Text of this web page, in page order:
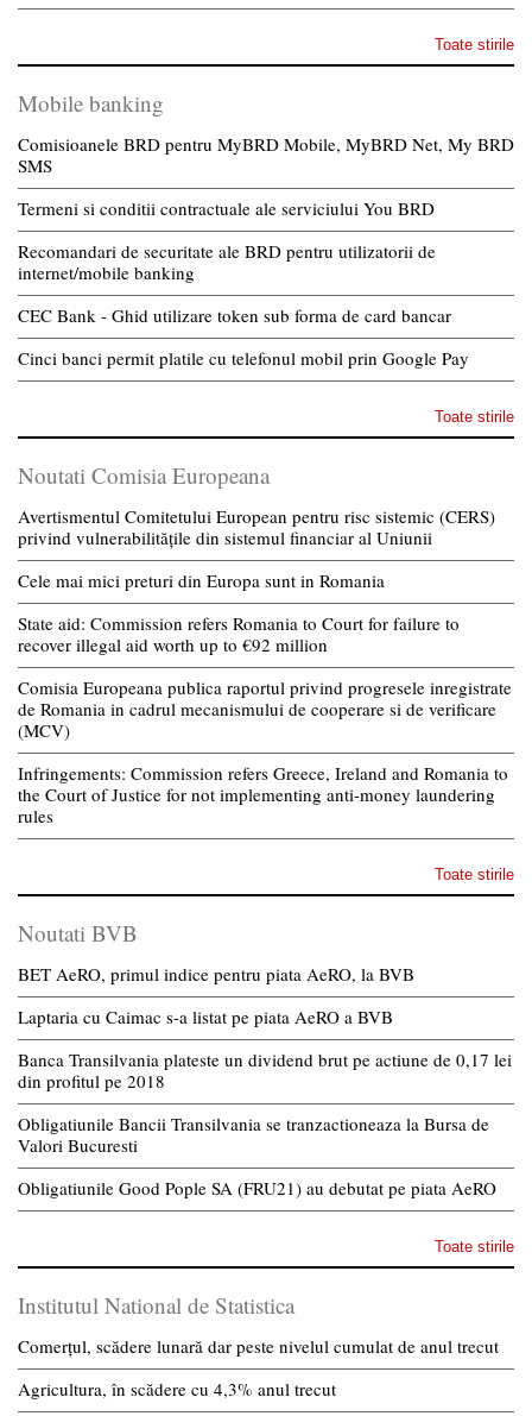
Toate stirile
Mobile banking
Comisioanele BRD pentru MyBRD Mobile, MyBRD Net, My BRD
SMS
Termeni si conditii contractuale ale serviciului You BRD
Recomandari de securitate ale BRD pentru utilizatorii de
internet/mobile banking
CEC Bank - Ghid utilizare token sub forma de card bancar
Cinci banci permit platile cu telefonul mobil prin Google Pay
Toate stirile
Noutati Comisia Europeana
Avertismentul Comitetului European pentru risc sistemic (CERS)
privind vulnerabilitățile din sistemul financiar al Uniunii
Cele mai mici preturi din Europa sunt in Romania
State aid: Commission refers Romania to Court for failure to
recover illegal aid worth up to €92 million
Comisia Europeana publica raportul privind progresele inregistrate
de Romania in cadrul mecanismului de cooperare si de verificare
(MCV)
Infringements: Commission refers Greece, Ireland and Romania to
the Court of Justice for not implementing anti-money laundering
rules
Toate stirile
Noutati BVB
BET AeRO, primul indice pentru piata AeRO, la BVB
Laptaria cu Caimac s-a listat pe piata AeRO a BVB
Banca Transilvania plateste un dividend brut pe actiune de 0,17 lei
din profitul pe 2018
Obligatiunile Bancii Transilvania se tranzactioneaza la Bursa de
Valori Bucuresti
Obligatiunile Good Pople SA (FRU21) au debutat pe piata AeRO
Toate stirile
Institutul National de Statistica
Comerțul, scădere lunară dar peste nivelul cumulat de anul trecut
Agricultura, în scădere cu 4,3% anul trecut